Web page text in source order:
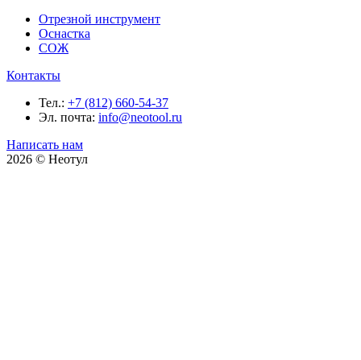
Отрезной инструмент
Оснастка
СОЖ
Контакты
Тел.: +7 (812) 660-54-37
Эл. почта: info@neotool.ru
Написать нам
2026 © Неотул